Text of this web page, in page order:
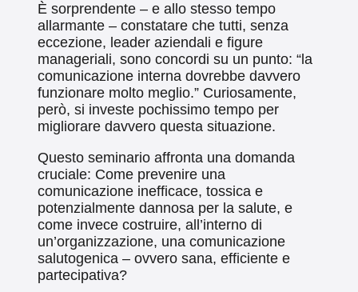
È sorprendente – e allo stesso tempo
allarmante – constatare che tutti, senza
eccezione, leader aziendali e figure
manageriali, sono concordi su un punto: “la
comunicazione interna dovrebbe davvero
funzionare molto meglio.” Curiosamente,
però, si investe pochissimo tempo per
migliorare davvero questa situazione.
Questo seminario affronta una domanda
cruciale: Come prevenire una
comunicazione inefficace, tossica e
potenzialmente dannosa per la salute, e
come invece costruire, all’interno di
un’organizzazione, una comunicazione
salutogenica – ovvero sana, efficiente e
partecipativa?